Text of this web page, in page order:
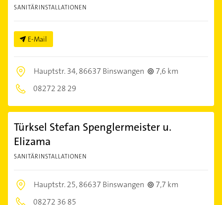
SANITÄRINSTALLATIONEN
E-Mail
Hauptstr. 34,86637 Binswangen
7,6 km
08272 28 29
Türksel Stefan Spenglermeister u.
Elizama
SANITÄRINSTALLATIONEN
Hauptstr. 25,86637 Binswangen
7,7 km
08272 36 85